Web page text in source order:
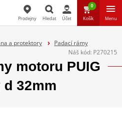
Hledat
Prodejny Hledat Účet
0
Košík Menu
a protektory
Padací rámy
Náš kód: P270215
motoru PUIG
d 32mm